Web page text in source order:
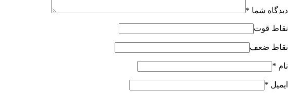
دیدگاه شما *
نقاط قوت
نقاط ضعف
نام *
ایمیل *